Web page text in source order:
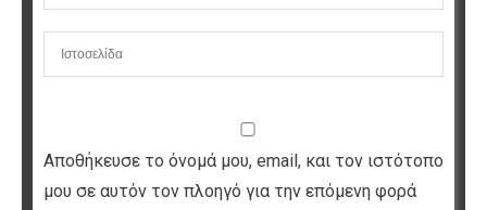
Αποθήκευσε το όνομά μου, email, και τον ιστότοπο
μου σε αυτόν τον πλοηγό για την επόμενη φορά